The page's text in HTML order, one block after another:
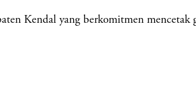
Kendal yang berkomitmen mencetak